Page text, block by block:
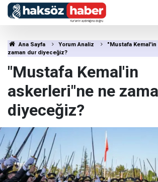
Ana Sayfa Yorum Analiz
"Mustafa
zaman dur diyeceğiz?
"Mustafa Kemal'in
askerleri"ne ne
diyeceğiz?